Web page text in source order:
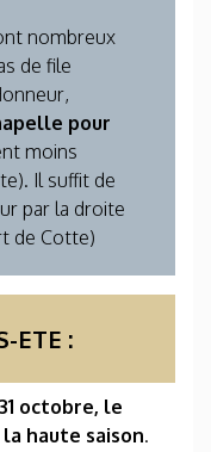
nombreux
de file
pour
moins
Il suffit de
par la droite
de Cotte)
ETE :
octobre, le
haute saison.